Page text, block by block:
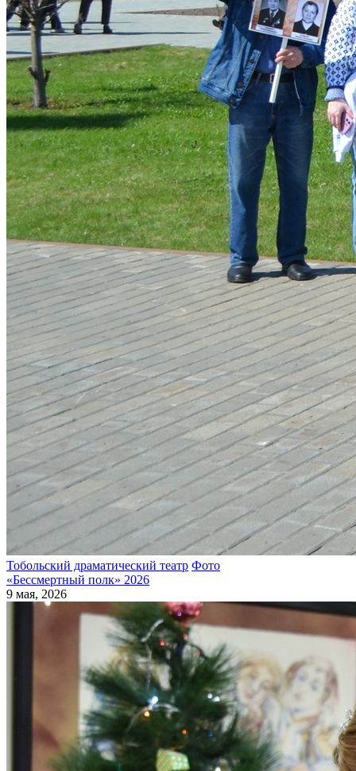
Тобольский драматический театр Фото
«Бессмертный полк» 2026
9 мая, 2026